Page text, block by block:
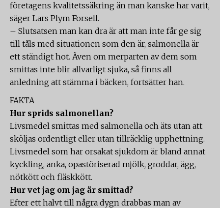
företagens kvalitetssäkring än man kanske har varit,
säger Lars Plym Forsell.
– Slutsatsen man kan dra är att man inte får ge sig
till tåls med situationen som den är, salmonella är
ett ständigt hot. Även om merparten av dem som
smittas inte blir allvarligt sjuka, så finns all
anledning att stämma i bäcken, fortsätter han.
FAKTA
Hur sprids salmonellan?
Livsmedel smittas med salmonella och äts utan att
sköljas ordentligt eller utan tillräcklig upphettning.
Livsmedel som har orsakat sjukdom är bland annat
kyckling, anka, opastöriserad mjölk, groddar, ägg,
nötkött och fläskkött.
Hur vet jag om jag är smittad?
Efter ett halvt till några dygn drabbas man av